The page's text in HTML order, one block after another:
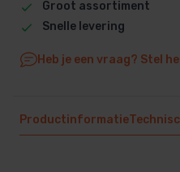
Groot assortiment
Snelle levering
Heb je een vraag? Stel
Productinformatie